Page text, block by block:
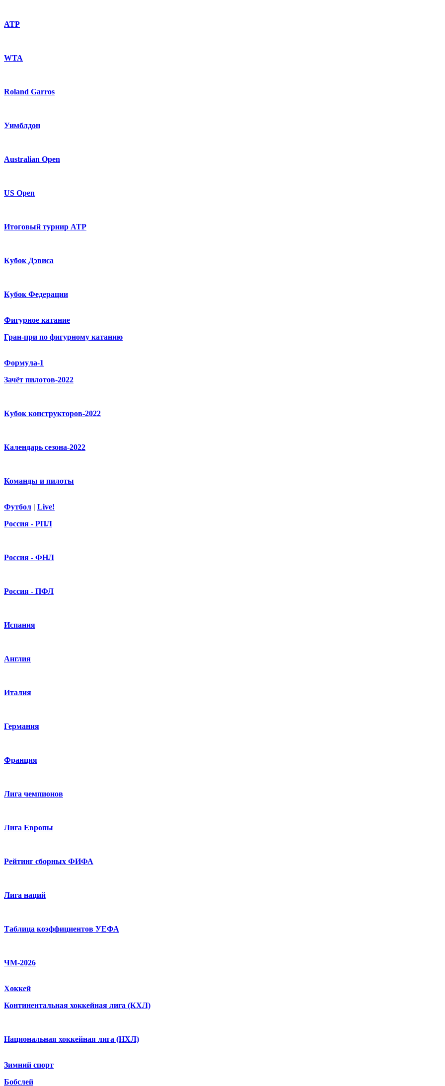
ATP
WTA
Roland Garros
Уимблдон
Australian Open
US Open
Итоговый турнир ATP
Кубок Дэвиса
Кубок Федерации
Фигурное катание
Гран-при по фигурному катанию
Формула-1
Зачёт пилотов-2022
Кубок конструкторов-2022
Календарь сезона-2022
Команды и пилоты
Футбол | Live!
Россия - РПЛ
Россия - ФНЛ
Россия - ПФЛ
Испания
Англия
Италия
Германия
Франция
Лига чемпионов
Лига Европы
Рейтинг сборных ФИФА
Лига наций
Таблица коэффициентов УЕФА
ЧМ-2026
Хоккей
Континентальная хоккейная лига (КХЛ)
Национальная хоккейная лига (НХЛ)
Зимний спорт
Бобслей